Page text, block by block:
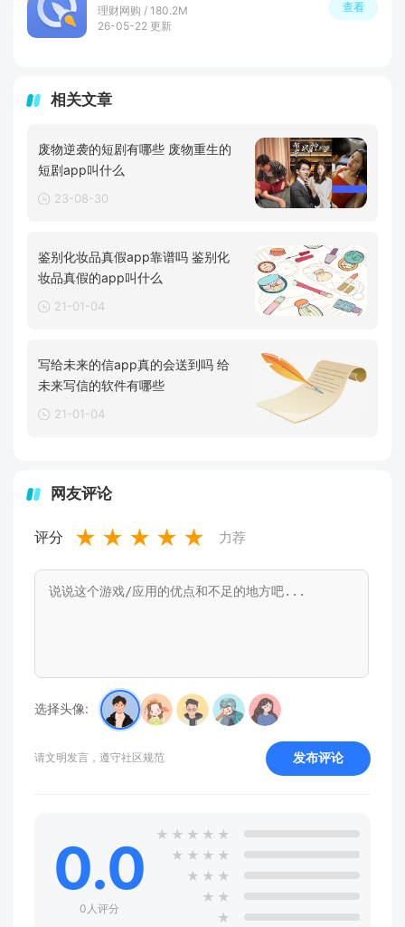
理财网购 / 180.2M
26-05-22 更新
查看
相关文章
废物逆袭的短剧有哪些 废物重生的
短剧app叫什么
23-08-30
鉴别化妆品真假app靠谱吗 鉴别化
妆品真假的app叫什么
21-01-04
写给未来的信app真的会送到吗 给
未来写信的软件有哪些
21-01-04
网友评论
评分 ★ ★ ★ ★ ★ 力荐
选择头像:
请文明发言，遵守社区规范 发布评论
0.0
0人评分
★ ★ ★ ★ ★
★ ★ ★ ★
★ ★ ★
★ ★
★